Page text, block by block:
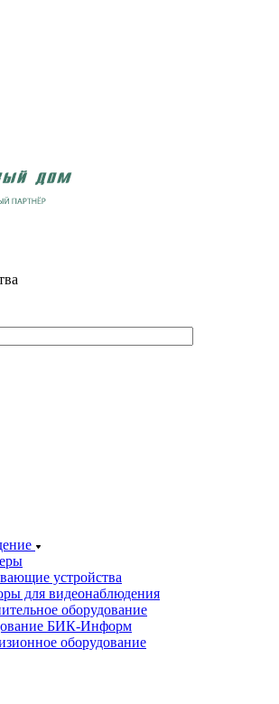
устройства
для видеонаблюдения
оборудование
БИК-Информ
оборудование